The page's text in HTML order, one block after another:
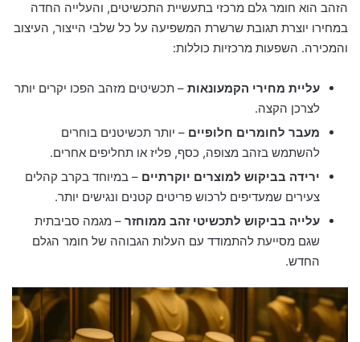
הזהב הוא חומר גלם מרכזי בתעשיית התכשיטים, והעלייה החדה
במחירו יוצרת תגובת שרשרת המשפיעה על כל שלבי הייצור, העיצוב
והמכירה. השפעות מרכזיות כוללות:
עליית מחירי הקמעונאות – תכשיטים מזהב הפכו יקרים יותר
לצרכן הקצה.
מעבר לחומרים חלופיים – יותר תכשיטנים בוחרים
להשתמש בזהב מצופה, כסף, פליז או תחליפים אחרים.
ירידה בביקוש למוצרים יוקרתיים – במיוחד בקרב קהלים
צעירים שמעדיפים לרכוש פריטים קטנים ונגישים יותר.
עלייה בביקוש לתכשיטי זהב ממוחזר – מגמה סביבתית
שגם מסייעת להתמודד עם העלות הגבוהה של חומר הגלם
החדש.